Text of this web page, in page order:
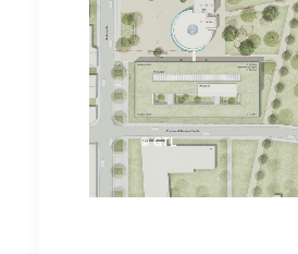
© GTL